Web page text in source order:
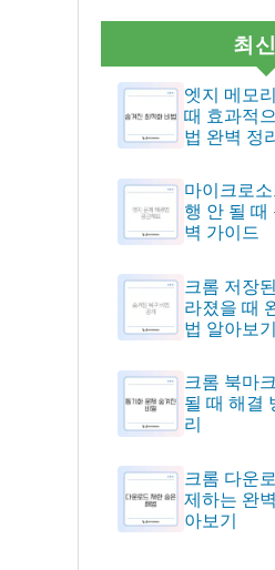
최
엣지 메모
때 효과적
법 완벽 정
마이크로
행 안 될 때
벽 가이드
크롬 저장
라졌을 때
법 알아보기
크롬 북마
될 때 해결
리
크롬 다운
제하는 완
아보기